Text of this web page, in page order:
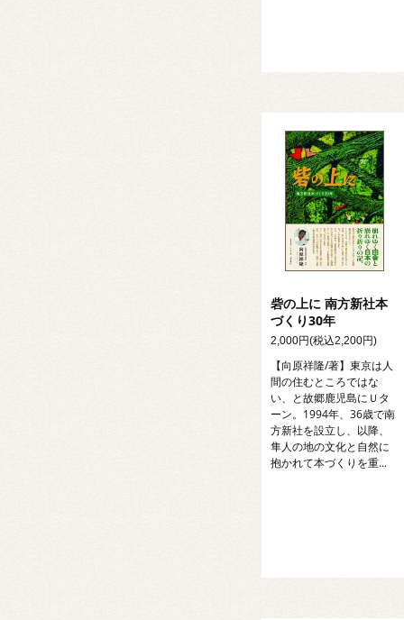
砦の上に 南方新社本
づくり30年
2,000円(税込2,200円)
【向原祥隆/著】東京は人
間の住むところではな
い、と故郷鹿児島にＵタ
ーン。1994年、36歳で南
方新社を設立し、以降、
隼人の地の文化と自然に
抱かれて本づくりを重...